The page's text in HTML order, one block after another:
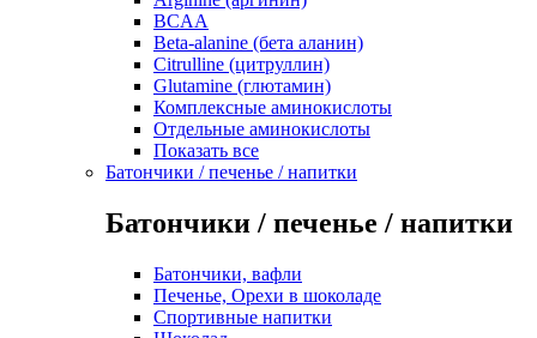
BCAA
Beta-alanine (бета аланин)
Citrulline (цитруллин)
Glutamine (глютамин)
Комплексные аминокислоты
Отдельные аминокислоты
Показать все
Батончики / печенье / напитки
Батончики / печенье / напитки
Батончики, вафли
Печенье, Орехи в шоколаде
Спортивные напитки